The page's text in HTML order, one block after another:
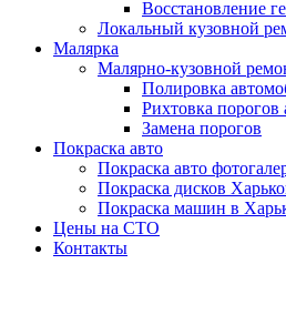
Восстановление
Локальный кузовной
Малярка
Малярно-кузовной
Полировка
Рихтовка порогов
Замена порогов
Покраска авто
Покраска авто
Покраска дисков
Покраска машин в
Цены на СТО
Контакты